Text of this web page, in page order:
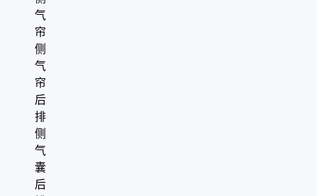
气
帘
侧
气
帘
后
排
侧
气
囊
后